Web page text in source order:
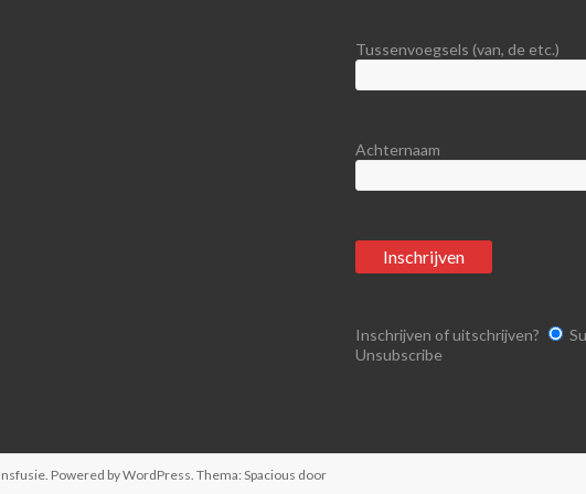
Tussenvoegsels (van, de etc.)
Achternaam
Inschrijven of uitschrijven?
Unsubscribe
. Powered byWordPress . Thema: Spacious door